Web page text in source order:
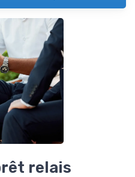
relais